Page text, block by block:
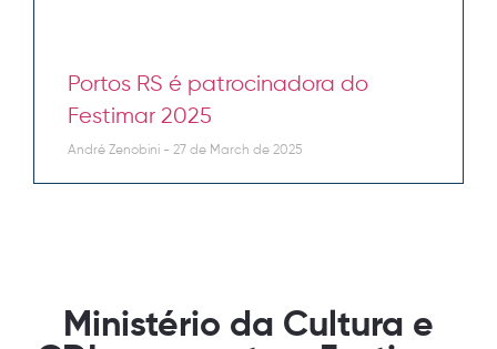
Portos RS é patrocinadora do
Festimar 2025
André Zenobini 27 de March de 2025
Ministério da Cultura e